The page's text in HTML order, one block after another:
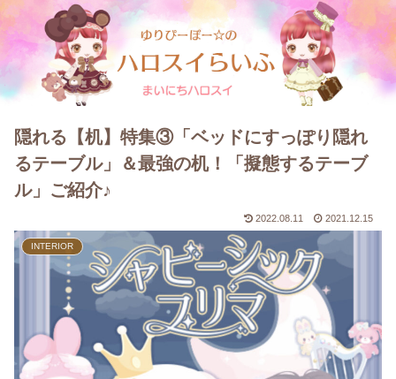
隠れる【机】特集③「ベッドにすっぽり隠れ
るテーブル」＆最強の机！「擬態するテーブ
ル」ご紹介♪
2022.08.11 2021.12.15
INTERIOR